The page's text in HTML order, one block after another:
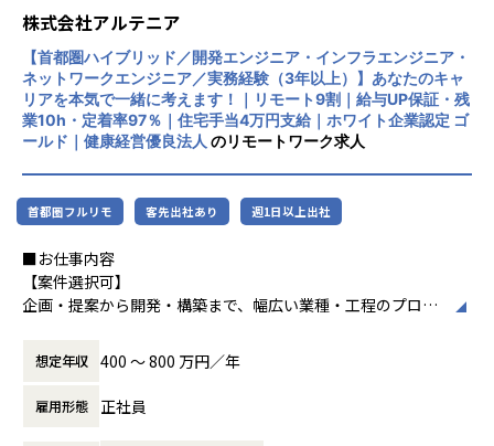
ます。
③ 業務面の魅力
量産機と新機種の両方に触れ、製品開発の流れを実感できま
す。
【業務の変更の範囲】
会社の定める業務
程プロジェクトの増加といった世の中で技術
者集団として価値提供を行うために、エンジ
ニアが生涯活躍できる環境を考え事業運営を
行っています。
株式会社アルテニア
【首都圏ハイブリッド／開発エンジニア・インフラエンジニア・
ネットワークエンジニア／実務経験（3年以上）】あなたのキャ
リアを本気で一緒に考えます！｜リモート9割｜給与UP保証・残
業10h・定着率97％｜住宅手当4万円支給｜ホワイト企業認定 ゴ
ールド｜健康経営優良法人 のリモートワーク求人
首都圏フルリモ 客先出社あり 週1日以上出社
■お仕事内容
【案件選択可】
企画・提案から開発・構築まで、幅広い業種・工程のプロジ
■会社説明／募集背景
株式会社アルテニアは、ITの力を通じて関わる人々の未来を
より豊かにすることを 目標に2018年に誕生しました。
想定年収 400 〜 800 万円／年
雇用形態 正社員